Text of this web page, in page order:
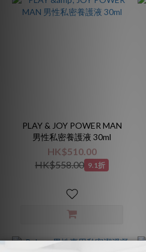
PLAY & JOY POWER MAN
男性私密養護液 30ml
HK$510.00
HK$558.00 9.1折